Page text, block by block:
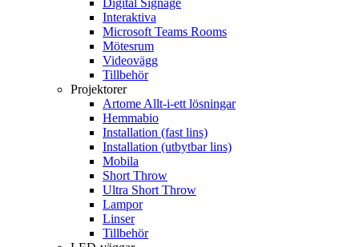
Digital Signage
Interaktiva
Microsoft Teams Rooms
Mötesrum
Videovägg
Tillbehör
Projektorer
Artome Allt-i-ett lösningar
Hemmabio
Installation (fast lins)
Installation (utbytbar lins)
Mobila
Short Throw
Ultra Short Throw
Lampor
Linser
Tillbehör